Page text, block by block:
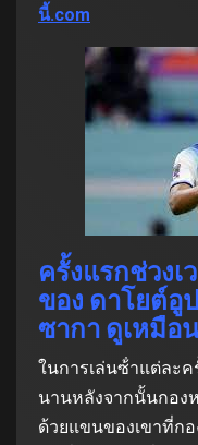
นี้.com
ครั้งแรกช่วง
ของ ดาโยต์อู
ซากา ดูเหมือ
ในการเล่นซ้ําแต่ละค
นานหลังจากนั้นกอง
ด้วยแขนของเขาที่ก